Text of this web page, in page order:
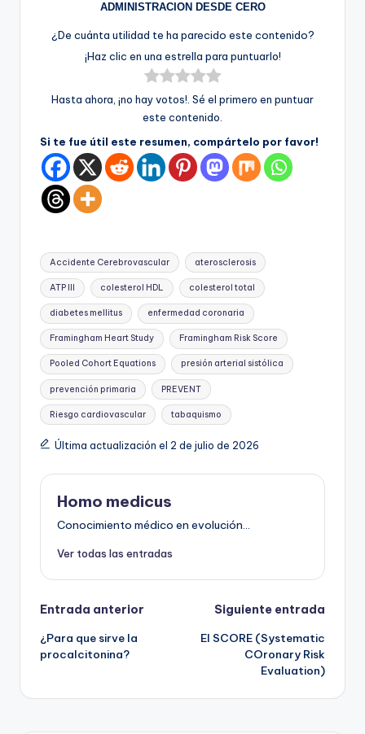
ADMINISTRACION DESDE CERO
¿De cuánta utilidad te ha parecido este contenido?
¡Haz clic en una estrella para puntuarlo!
Hasta ahora, ¡no hay votos!. Sé el primero en puntuar
este contenido.
Si te fue útil este resumen, compártelo por favor!
Etiquetas:
Accidente Cerebrovascular aterosclerosis
ATP III colesterol HDL colesterol total
diabetes mellitus enfermedad coronaria
Framingham Heart Study Framingham Risk Score
Pooled Cohort Equations presión arterial sistólica
prevención primaria PREVENT
Riesgo cardiovascular tabaquismo
Última actualización el 2 de julio de 2026
Homo medicus
Conocimiento médico en evolución...
Ver todas las entradas
Navegación
de
Entrada anterior
¿Para que sirve la
procalcitonina?
Siguiente entrada
El SCORE (Systematic
COronary Risk
Evaluation)